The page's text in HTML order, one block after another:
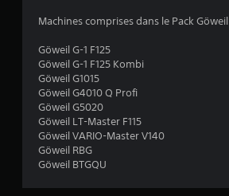
Machines comprises dans le Pack Göweil
Göweil G-1 F125
Göweil G-1 F125 Kombi
Göweil G1015
Göweil G4010 Q Profi
Göweil G5020
Göweil LT-Master F115
Göweil VARIO-Master V140
Göweil RBG
Göweil BTGQU